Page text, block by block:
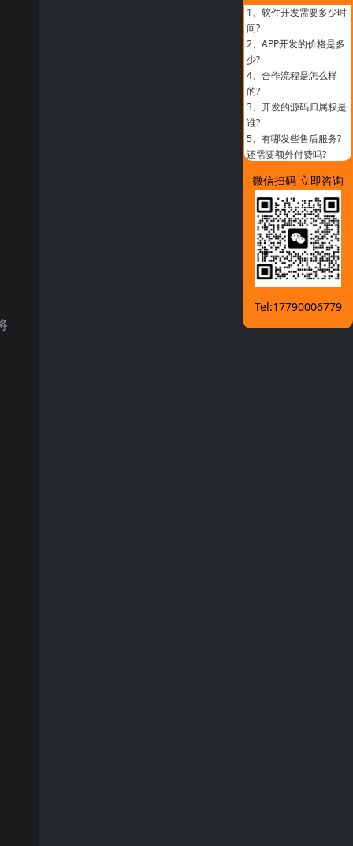
1、 软件开发需要多少时
间?
2、 APP开发的价格是多
少?
4、 合作流程是怎么样
的?
3、 开发的源码归属权是
谁?
5、 有哪发些售后服务?
还需要额外付费吗?
微信扫码 立即咨询
Tel:17790006779